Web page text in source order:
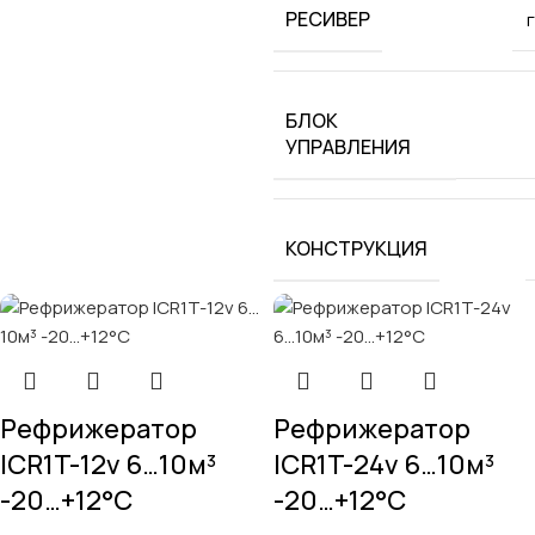
РЕСИВЕР
БЛОК
УПРАВЛЕНИЯ
КОНСТРУКЦИЯ
Рефрижератор
ICR1T-12v 6…10м³
-20…+12°C
Рефрижератор
ICR1T-24v 6…10м³
-20…+12°C